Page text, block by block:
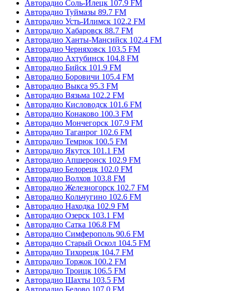
Авторадио Соль-Илецк 107.9 FM
Авторадио Туймазы 89.7 FM
Авторадио Усть-Илимск 102.2 FM
Авторадио Хабаровск 88.7 FM
Авторадио Ханты-Мансийск 102.4 FM
Авторадио Черняховск 103.5 FM
Авторадио Ахтубинск 104.8 FM
Авторадио Бийск 101.9 FM
Авторадио Боровичи 105.4 FM
Авторадио Выкса 95.3 FM
Авторадио Вязьма 102.2 FM
Авторадио Кисловодск 101.6 FM
Авторадио Конаково 100.3 FM
Авторадио Мончегорск 107.9 FM
Авторадио Таганрог 102.6 FM
Авторадио Темрюк 100.5 FM
Авторадио Якутск 101.1 FM
Авторадио Апшеронск 102.9 FM
Авторадио Белорецк 102.0 FM
Авторадио Волхов 103.8 FM
Авторадио Железногорск 102.7 FM
Авторадио Кольчугино 102.6 FM
Авторадио Находка 102.9 FM
Авторадио Озерск 103.1 FM
Авторадио Сатка 106.8 FM
Авторадио Симферополь 90.6 FM
Авторадио Старый Оскол 104.5 FM
Авторадио Тихорецк 104.7 FM
Авторадио Торжок 100.2 FM
Авторадио Троицк 106.5 FM
Авторадио Шахты 103.5 FM
Авторадио Белово 107.0 FM